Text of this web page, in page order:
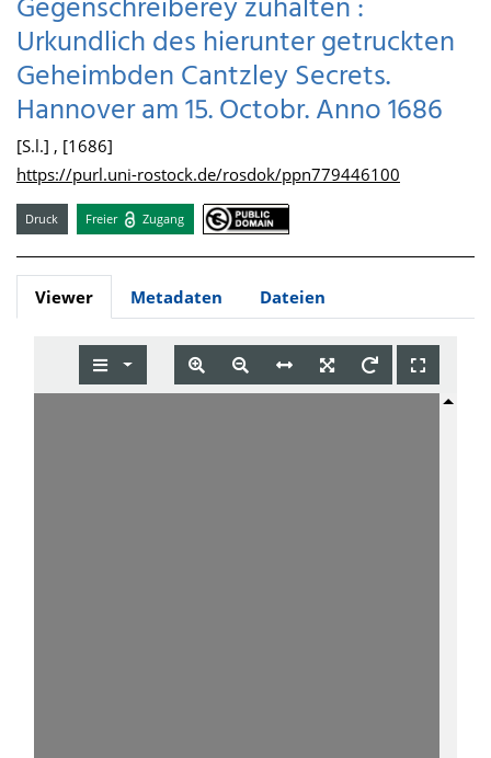
Gegenschreiberey zuhalten :
Urkundlich des hierunter getruckten
Geheimbden Cantzley Secrets.
Hannover am 15. Octobr. Anno 1686
[S.l.] , [1686]
https://purl.uni-rostock.de/rosdok/ppn779446100
Druck Freier Zugang
Viewer Metadaten Dateien